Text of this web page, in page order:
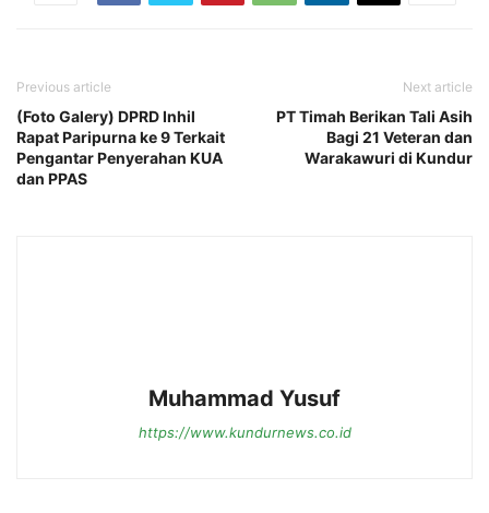
Previous article
(Foto Galery) DPRD Inhil
Rapat Paripurna ke 9 Terkait
Pengantar Penyerahan KUA
dan PPAS
Next article
PT Timah Berikan Tali Asih
Bagi 21 Veteran dan
Warakawuri di Kundur
Muhammad Yusuf
https://www.kundurnews.co.id